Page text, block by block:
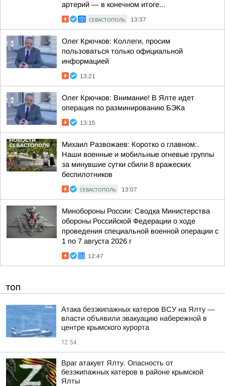
артерий — в конечном итоге...
СЕВАСТОПОЛЬ 13:37
Олег Крючков: Коллеги, просим
пользоваться только официальной
информацией
13:21
Олег Крючков: Внимание! В Ялте идет
операция по разминированию БЭКа
13:15
Михаил Развожаев: Коротко о главном:.
Наши военные и мобильные огневые группы
за минувшие сутки сбили 8 вражеских
беспилотников
СЕВАСТОПОЛЬ 13:07
Минобороны России: Сводка Министерства
обороны Российской Федерации о ходе
проведения специальной военной операции с
1 по 7 августа 2026 г
12:47
ТОП
Атака безэкипажных катеров ВСУ на Ялту —
власти объявили эвакуацию набережной в
центре крымского курорта
12:54
Враг атакует Ялту. Опасность от
безэкипажных катеров в районе крымской
Ялты